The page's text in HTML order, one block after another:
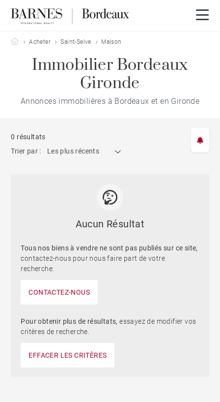
Barnes Bordeaux
Acheter Saint-Selve Maison
Immobilier Bordeaux
Gironde
Annonces immobilières à Bordeaux et en Gironde
0 résultats
Trier par :
Les plus récents
Aucun Résultat
Tous nos biens à vendre ne sont pas publiés sur ce site,
contactez-nous pour nous faire part de votre
recherche.
CONTACTEZ-NOUS
Pour obtenir plus de résultats,essayez de modifier vos
critères de recherche.
EFFACER LES CRITÈRES